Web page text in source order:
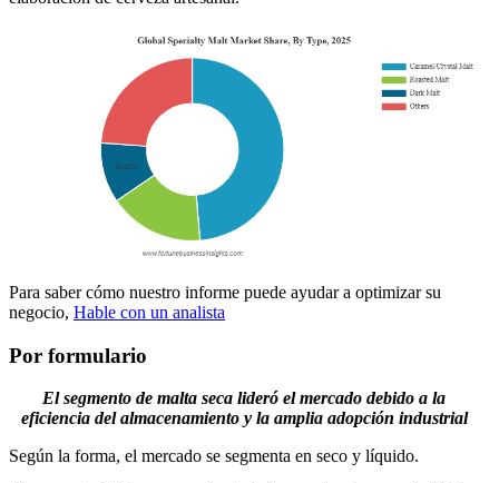
Para saber cómo nuestro informe puede ayudar a optimizar su
negocio, Hable con un analista
Por formulario
El segmento de malta seca lideró el mercado debido a la
eficiencia del almacenamiento y la amplia adopción industrial
Según la forma, el mercado se segmenta en seco y líquido.